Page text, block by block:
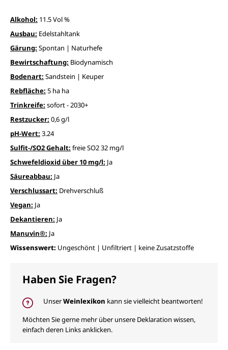
Alkohol: 11.5 Vol %
Ausbau: Edelstahltank
Gärung: Spontan | Naturhefe
Bewirtschaftung: Biodynamisch
Bodenart: Sandstein | Keuper
Rebfläche: 5 ha ha
Trinkreife: sofort - 2030+
Restzucker: 0,6 g/l
pH-Wert: 3.24
Sulfit-/SO2 Gehalt: freie SO2 32 mg/l
Schwefeldioxid über 10 mg/l: Ja
Säureabbau: Ja
Verschlussart: Drehverschluß
Vegan: Ja
Dekantieren: Ja
Manuvin®: Ja
Wissenswert: Ungeschönt | Unfiltriert | keine Zusatzstoffe
Haben Sie Fragen?
UnserWeinlexikon kann sie vielleicht beantworten!
Möchten Sie gerne mehr über unsere Deklaration wissen,
einfach deren Links anklicken.